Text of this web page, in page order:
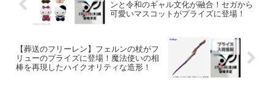
ンと令和のギャル文化が融合！セガから
可愛いマスコットがプライズに登場！
【葬送のフリーレン】フェルンの杖がフ
リューのプライズに登場！魔法使いの相
棒を再現したハイクオリティな造形！